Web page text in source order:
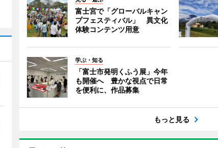
富士宮で「グローバルキャン
プフェスティバル」 異文化
体験コンテンツ用意
学ぶ・知る
「富士市発明くふう展」今年
も開催へ 豊かな視点で日常
を便利に、作品募集
もっと見る